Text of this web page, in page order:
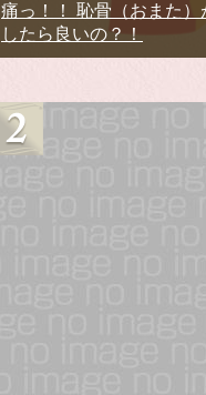
痛っ！！ 恥骨（おまた）
したら良いの？！